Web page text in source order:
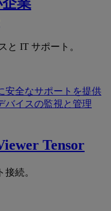
業
と IT サポート。
安全なサポートを提供
バイスの監視と管理
Tensor
続。